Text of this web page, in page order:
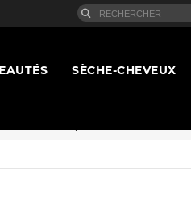
SÈCHE-CHEVEUX